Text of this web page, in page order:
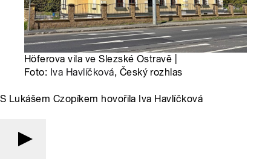
Höferova vila ve Slezské Ostravě |
Foto: Iva Havlíčková, Český rozhlas
S Lukášem Czopíkem hovořila Iva Havlíčková